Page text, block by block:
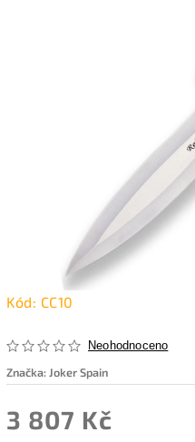
Kód: CC10
Neohodnoceno
Značka: Joker Spain
3 807 Kč